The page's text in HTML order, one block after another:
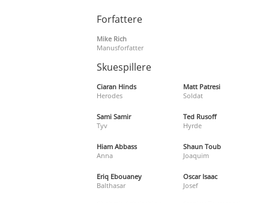
Forfattere
Mike Rich
Manusforfatter
Skuespillere
Ciaran Hinds
Herodes
Matt Patresi
Soldat
Sami Samir
Tyv
Ted Rusoff
Hyrde
Hiam Abbass
Anna
Shaun Toub
Joaquim
Eriq Ebouaney
Balthasar
Oscar Isaac
Josef